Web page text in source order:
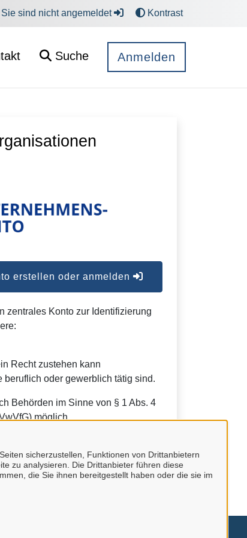
sicherzustellen, Funktionen von Drittanbietern
zu analysieren. Die Drittanbieter führen diese
die Sie ihnen bereitgestellt haben oder die sie im
Sie sind nicht angemeldet Kontrast
Suche Anmelden
erstellen oder anmelden
zentrales Konto zur Identifizierung
Recht zustehen kann
beruflich oder gewerblich tätig sind.
Behörden im Sinne von § 1 Abs. 4
möglich.